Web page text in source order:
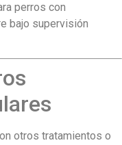
perros con
bajo supervisión
otros tratamientos o